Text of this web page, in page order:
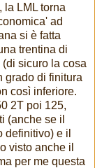
la LML torna
ad
si è fatta
trentina di
sicuro la cosa
grado di finitura
così inferiore.
2T poi 125,
(anche se il
definitivo) e il
visto anche il
per me questa